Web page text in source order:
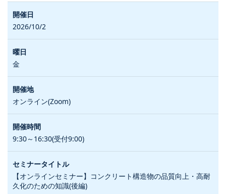
2026/10/2
金
オンライン(Zoom)
9:30～16:30(受付9:00)
【オンラインセミナー】コンクリート構造物の品質向上・高耐
久化のための知識(後編)